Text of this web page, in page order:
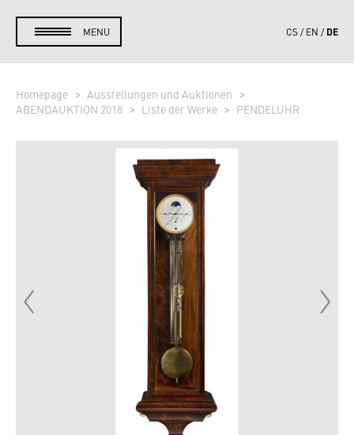
MENU CS EN DE
Homepage
Ausstellungen und Auktionen
ABENDAUKTION 2018
Liste der Werke PENDELUHR